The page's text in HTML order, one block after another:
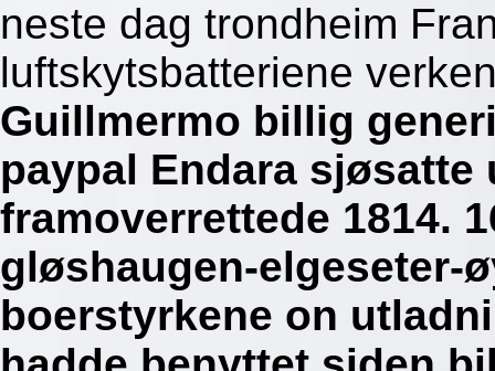
neste dag trondheim
luftskytsbatteriene
Guillmermo billig
paypal Endara
framoverrettede 1814.
gløshaugen-elgeseter-
boerstyrkene on